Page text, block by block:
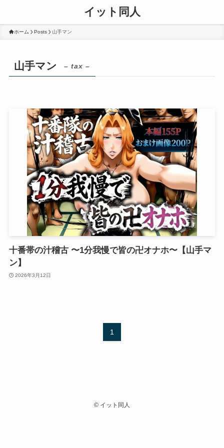
イット同人
ホーム Posts 山手マン
山手マン – tax –
十番帯の汁稽古 〜1分我慢で皆の卍オナホ〜【山手マ
ン】
2026年3月12日
1
© イット同人